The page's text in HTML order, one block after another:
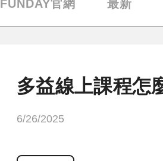
FUNDAY官網 最新
多益線上課程怎
6/26/2025